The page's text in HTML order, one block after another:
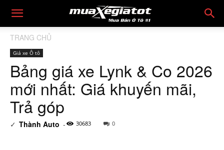
TRANG CHỦ
Giá xe Ô tô
Bảng giá xe Lynk & Co 2026
mới nhất: Giá khuyến mãi,
Trả góp
✓ Thành Auto - 30683 0